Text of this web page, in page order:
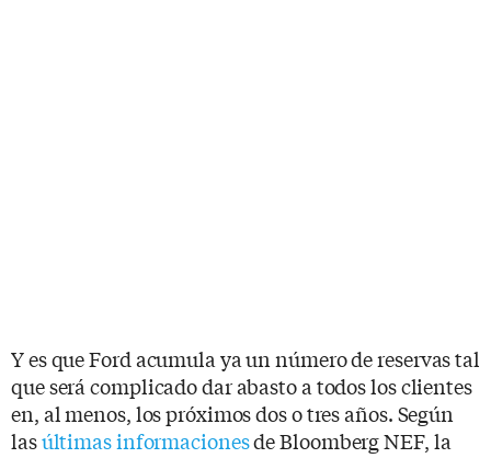
Y es que Ford acumula ya un número de reservas tal
que será complicado dar abasto a todos los clientes
en, al menos, los próximos dos o tres años. Según
lasúltimas informacionesde Bloomberg NEF, la